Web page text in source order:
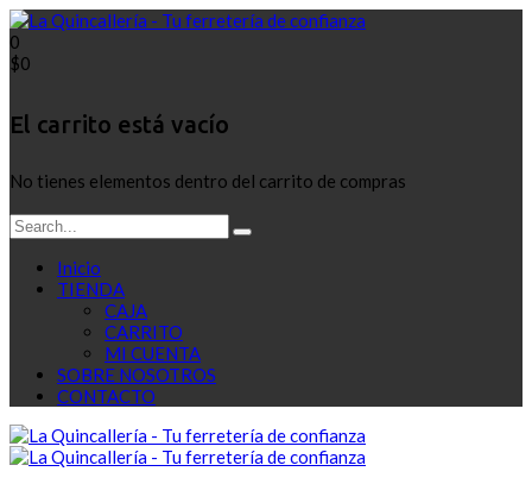
0
$0
El carrito está vacío
No tienes elementos dentro del carrito de compras
Inicio
TIENDA
CAJA
CARRITO
MI CUENTA
SOBRE NOSOTROS
CONTACTO